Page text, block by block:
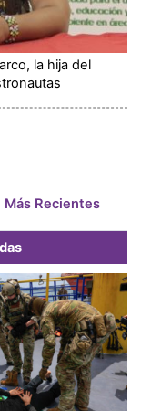
la hija del
Más Recientes